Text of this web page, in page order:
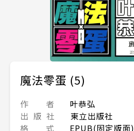
魔法零蛋 (5)
作 者
叶恭弘
出 版 社
東立出版社
格 式
EPUB(固定版面)